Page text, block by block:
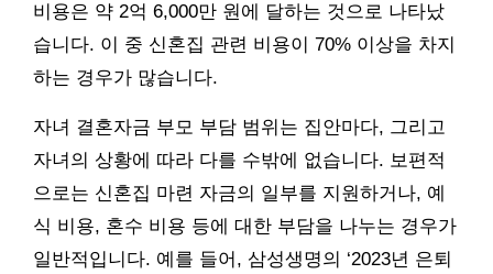
비용은 약 2억 6,000만 원에 달하는 것으로 나타났
습니다. 이 중 신혼집 관련 비용이 70% 이상을 차지
하는 경우가 많습니다.
자녀 결혼자금 부모 부담 범위는 집안마다, 그리고
자녀의 상황에 따라 다를 수밖에 없습니다. 보편적
으로는 신혼집 마련 자금의 일부를 지원하거나, 예
식 비용, 혼수 비용 등에 대한 부담을 나누는 경우가
일반적입니다. 예를 들어, 삼성생명의 ‘2023년 은퇴